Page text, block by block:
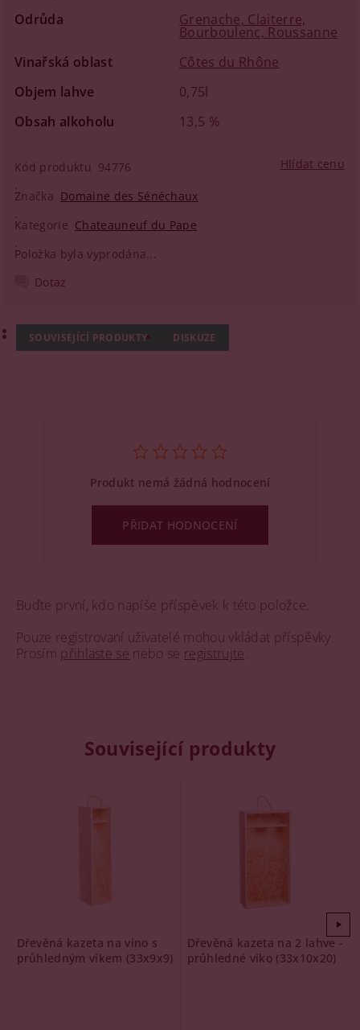
Odrůda
Grenache, Claiterre,
Bourboulenc, Roussanne
Vinařská oblast
Côtes du Rhône
Objem lahve
0,75l
Obsah alkoholu
13,5 %
Kód produktu 94776
Značka Domaine des Sénéchaux
Kategorie Chateauneuf du Pape
Položka byla vyprodána...
Hlídat cenu
Dotaz
SOUVISEJÍCÍ PRODUKTY DISKUZE
Buďte první, kdo napíše příspěvek k této položce.
Pouze registrovaní uživatelé mohou vkládat příspěvky.
Prosím přihlaste se nebo se registrujte
Produkt nemá žádná hodnocení
PŘIDAT HODNOCENÍ
Související produkty
Dřevěná kazeta na víno s
průhledným víkem (33x9x9)
Dřevěná kazeta na 2 lahve -
průhledné víko (33x10x20)